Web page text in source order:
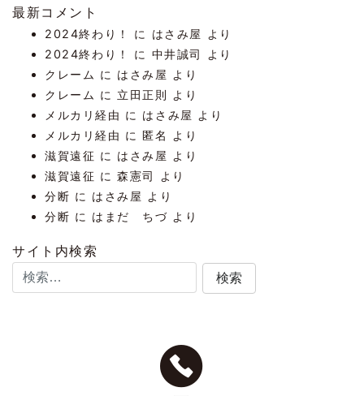
最新コメント
2024終わり！ に はさみ屋
より
2024終わり！
に 中井誠司
より
クレーム に はさみ屋 より
クレーム に 立田正則 より
メルカリ経由 に はさみ屋 より
メルカリ経由 に匿名
より
滋賀遠征 に はさみ屋 より
滋賀遠征 に森憲司
より
分断 に はさみ屋 より
分断 に はまだ ちづ より
サイト内検索